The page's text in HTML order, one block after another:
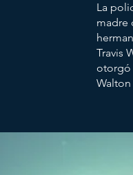
La
madre
Travis
otorgó